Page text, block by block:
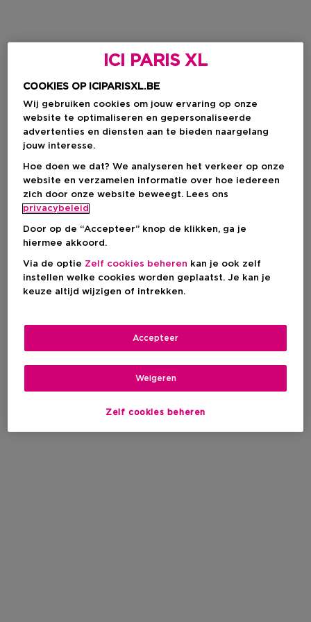
ICI PARIS XL
COOKIES OP ICIPARISXL.BE
Wij gebruiken cookies om jouw ervaring op onze
website te optimaliseren en gepersonaliseerde
advertenties en diensten aan te bieden naargelang
jouw interesse.
Hoe doen we dat? We analyseren het verkeer op onze
website en verzamelen informatie over hoe iedereen
zich door onze website beweegt. Lees ons
privacybeleid
Door op de “Accepteer” knop de klikken, ga je
hiermee akkoord.
Via de optie Zelf cookies beheren kan je ook zelf
instellen welke cookies worden geplaatst. Je kan je
keuze altijd wijzigen of intrekken.
Zelf cookies beheren
Weigeren
Accepteer